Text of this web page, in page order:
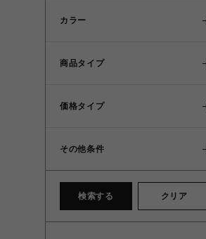
カラー
商品タイプ
価格タイプ
その他条件
検索する クリア